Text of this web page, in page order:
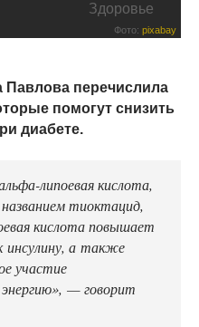
Здоровье
Фото: pixabay
Павлова перечислила
помогут снизить
диабете.
липоевая кислота,
тиоктацид,
кислота повышает
инсулину, а также
участие
энергию», — говорит